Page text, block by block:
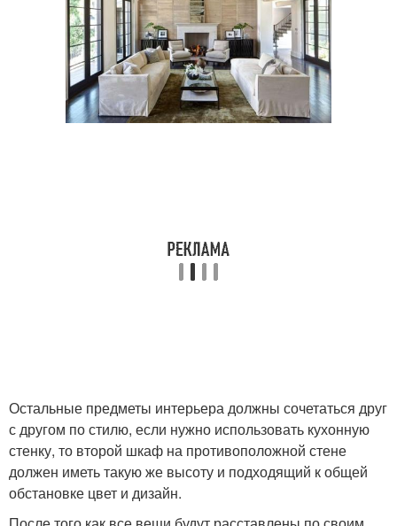
Остальные предметы интерьера должны сочетаться друг
с другом по стилю, если нужно использовать кухонную
стенку, то второй шкаф на противоположной стене
должен иметь такую же высоту и подходящий к общей
обстановке цвет и дизайн.